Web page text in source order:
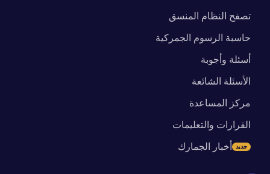
تصفح النظام المنسق
حاسبة الرسوم الجمركية
أسئلة وأجوبة
الأسئلة الشائعة
مركز المساعدة
القرارات والتعليمات
أخبار الجمارك جديد